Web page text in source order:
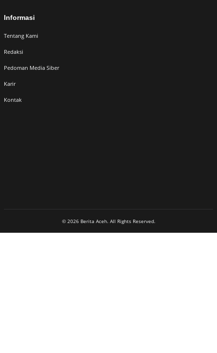
Informasi
Tentang Kami
Redaksi
Pedoman Media Siber
Karir
Kontak